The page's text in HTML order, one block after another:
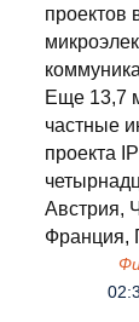
проектов
Еще 13,7
частные
проекта
Австрия,
Франция,